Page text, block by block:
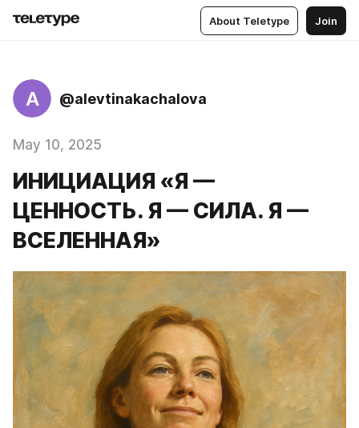
About Teletype Join
A @alevtinakachalova
May 10, 2025
ИНИЦИАЦИЯ «Я —
ЦЕННОСТЬ. Я — СИЛА. Я —
ВСЕЛЕННАЯ»